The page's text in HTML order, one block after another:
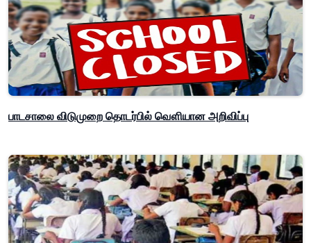
பாடசாலை விடுமுறை தொடர்பில் வௌியான அறிவிப்பு